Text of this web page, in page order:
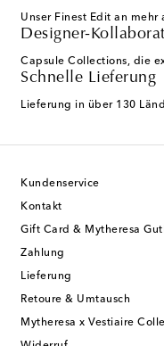
Unser Finest Edit an mehr
Designer-
Capsule Collections, die
Schnelle Lieferung
Lieferung in über 130
Kundenservice
Kontakt
Gift Card & Mytheresa
Zahlung
Lieferung
Retoure & Umtausch
Mytheresa x Vestiaire